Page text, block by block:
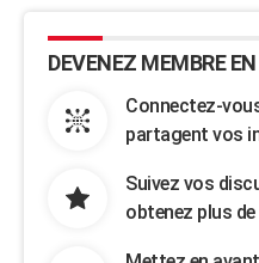
DEVENEZ MEMBRE
Connectez-
partagent vos
Suivez vos
obtenez plus